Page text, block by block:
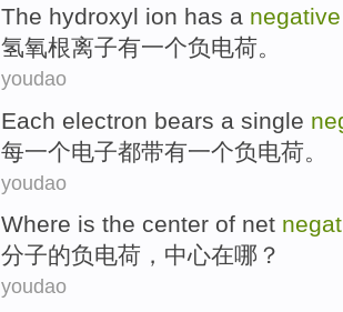
The hydroxyl ion has a
氢氧根离子有一个负电荷。
youdao
Each electron bears a single
每一个电子都带有一个负电荷。
youdao
Where is the center of net
分子的负电荷 ， 中心在哪 ？
youdao